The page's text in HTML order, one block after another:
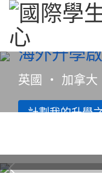
海外升學
英國 ‧ 加拿
計劃我的升學